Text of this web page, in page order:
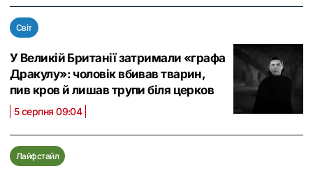
Світ
У Великій Британії затримали «графа
Дракулу»: чоловік вбивав тварин,
пив кров й лишав трупи біля церков
5 серпня 09:04
Лайфстайл